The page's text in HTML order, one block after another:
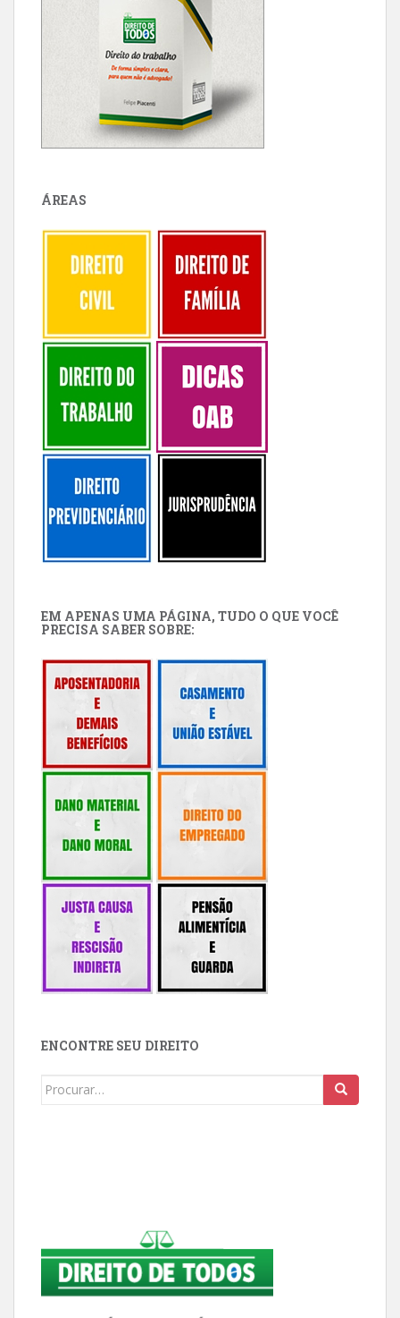
ÁREAS
EM APENAS UMA PÁGINA, TUDO O QUE VOCÊ
PRECISA SABER SOBRE:
ENCONTRE SEU DIREITO
Buscar: